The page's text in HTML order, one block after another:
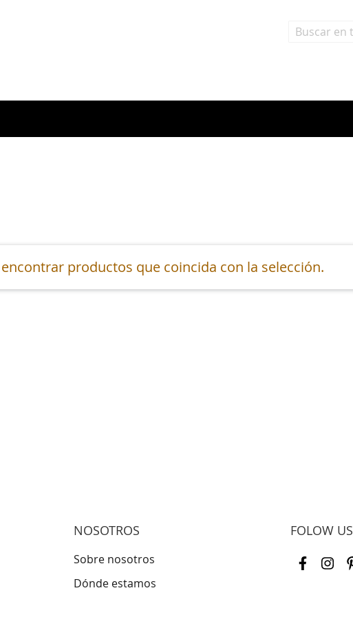
productos que coincida con la selección.
NOSOTROS
Sobre nosotros
Dónde estamos
FOLOW US